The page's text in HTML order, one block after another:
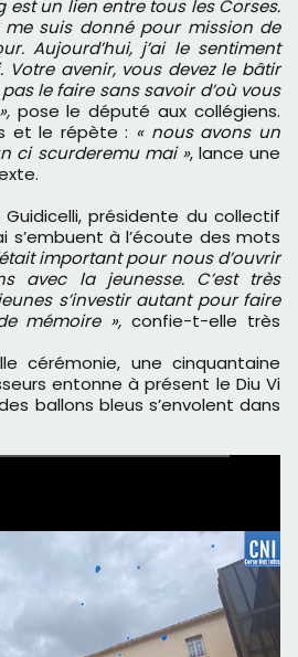
est un lien entre tous les Corses.
me suis donné pour mission de
Aujourd’hui, j’ai le sentiment
Votre avenir, vous devez le bâtir
le faire sans savoir d’où vous
pose le député aux collégiens.
et le répète : « nous avons un
ci scurderemu mai », lance une
présidente du collectif
s’embuent à l’écoute des mots
important pour nous d’ouvrir
avec la jeunesse. C’est très
s’investir autant pour faire
mémoire »,confie-t-elle très
cérémonie, une cinquantaine
entonne à présent le Diu Vi
ballons bleus s’envolent dans